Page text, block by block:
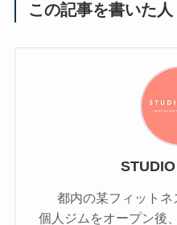
この記事を書いた人
都内の某フィットネ
個人ジムをオープン後